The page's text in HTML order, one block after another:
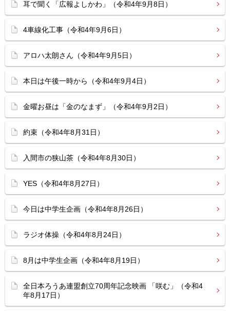
耳で聞く「広報よしかわ」（令和4年9月8日）
4車線化工事（令和4年9月6日）
アロハ太朗さん（令和4年9月5日）
本日は午後一時から（令和4年9月4日）
金曜お昼は「金のなまず」（令和4年9月2日）
約束（令和4年8月31日）
入間市の狭山茶（令和4年8月30日）
YES（令和4年8月27日）
今日は中学生企画（令和4年8月26日）
ラジオ体操（令和4年8月24日）
8月は中学生企画（令和4年8月19日）
全日本ろうあ連盟創立70周年記念映画 「咲む」（令和4
年8月17日）